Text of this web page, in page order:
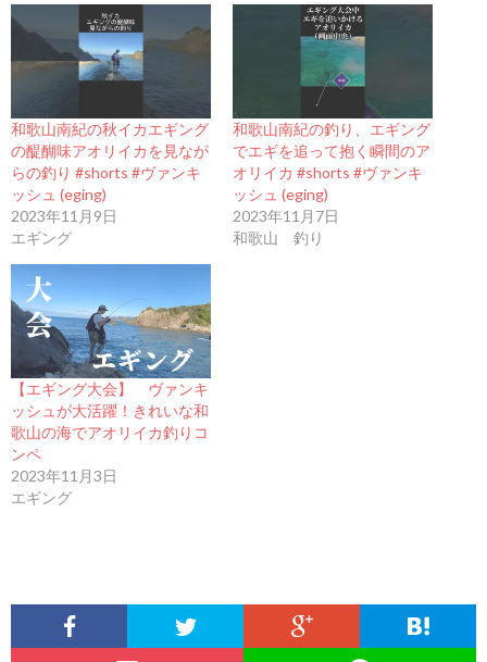
和歌山南紀の秋イカエギング
の醍醐味アオリイカを見なが
らの釣り #shorts #ヴァンキ
ッシュ (eging)
2023年11月9日
エギング
和歌山南紀の釣り、エギング
でエギを追って抱く瞬間のア
オリイカ #shorts #ヴァンキ
ッシュ (eging)
2023年11月7日
和歌山 釣り
【エギング大会】 ヴァンキ
ッシュが大活躍！きれいな和
歌山の海でアオリイカ釣りコ
ンペ
2023年11月3日
エギング